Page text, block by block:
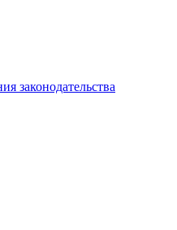
законодательства